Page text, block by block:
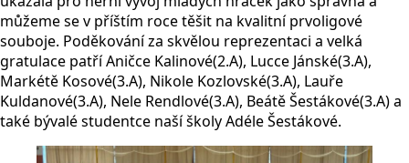
můžeme se v příštím roce těšit na kvalitní prvoligové
souboje. Poděkování za skvělou reprezentaci a velká
gratulace patří Aničce Kalinové(2.A), Lucce Jánské(3.A),
Markétě Kosové(3.A), Nikole Kozlovské(3.A), Lauře
Kuldanové(3.A), Nele Rendlové(3.A), Beátě Šestákové(3.A) a
také bývalé studentce naší školy Adéle Šestákové.